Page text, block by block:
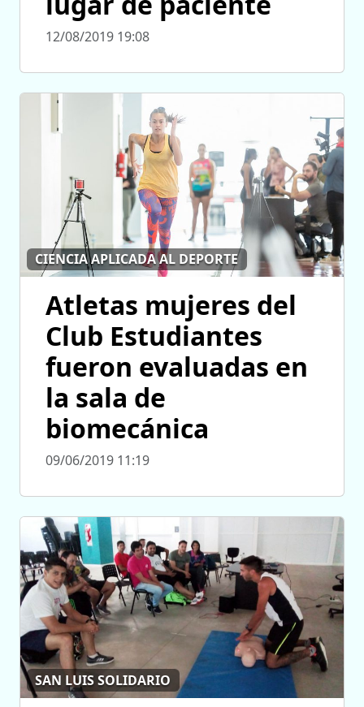
12/08/2019 19:08
CIENCIA APLICADA AL DEPORTE
Atletas mujeres del
Club Estudiantes
fueron evaluadas en
la sala de
biomecánica
09/06/2019 11:19
SAN LUIS SOLIDARIO